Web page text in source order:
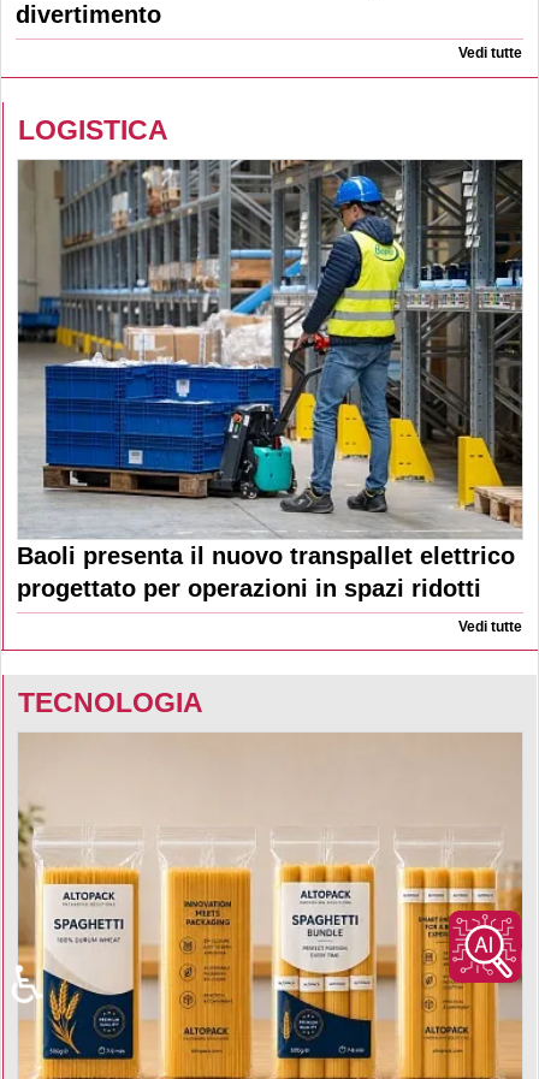
divertimento
Vedi tutte
LOGISTICA
Baoli presenta il nuovo transpallet elettrico
progettato per operazioni in spazi ridotti
Vedi tutte
TECNOLOGIA